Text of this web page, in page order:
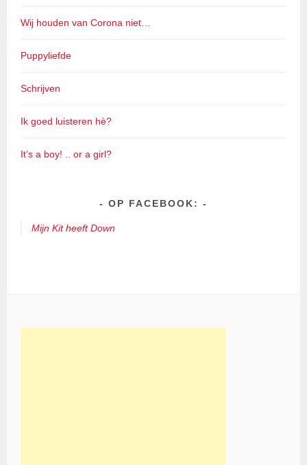
Wij houden van Corona niet…
Puppyliefde
Schrijven
Ik goed luisteren hè?
It’s a boy! .. or a girl?
OP FACEBOOK:
Mijn Kit heeft Down